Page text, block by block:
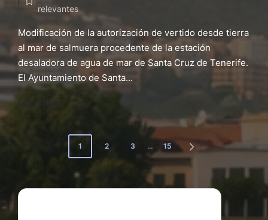
Publicado
relevantes
Modificación de la autorización de vertido desde tierra
al mar de salmuera procedente de la estación
desaladora de agua de mar de Santa Cruz de Tenerife.
El Ayuntamiento de Santa...
Leer más
Navegación
entradas
1 2 3 … 15
SIGUIENTE